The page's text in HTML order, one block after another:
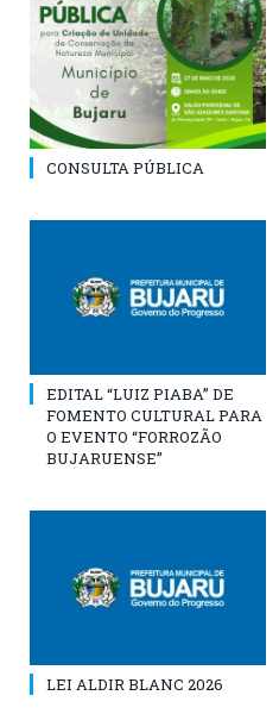
CONSULTA PÚBLICA
EDITAL “LUIZ PIABA” DE
FOMENTO CULTURAL PARA
O EVENTO “FORROZÃO
BUJARUENSE”
LEI ALDIR BLANC 2026